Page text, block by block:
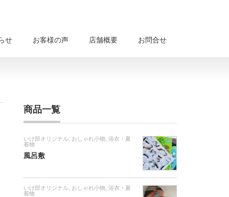
せ お客様の声 店舗概要 お問合せ
商品一覧
いけ部オリジナル おしゃれ小物 浴衣・夏
着物
風呂敷
いけ部オリジナル おしゃれ小物 浴衣・夏
着物